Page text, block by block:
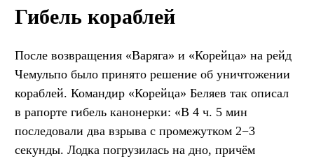
Гибель кораблей
После возвращения «Варяга» и «Корейца» на рейд
Чемульпо было принято решение об уничтожении
кораблей. Командир «Корейца» Беляев так описал
в рапорте гибель канонерки: «В 4 ч. 5 мин
последовали два взрыва с промежутком 2−3
секунды. Лодка погрузилась на дно, причём